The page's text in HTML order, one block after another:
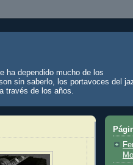
ha dependido mucho de los
sin saberlo, los portavoces del
través de los años.